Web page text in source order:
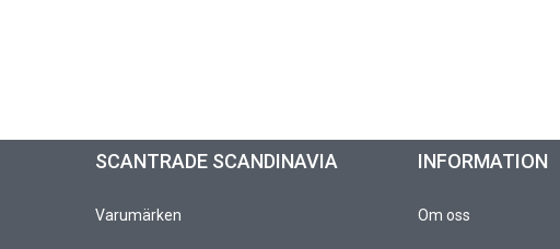
SCANTRADE SCANDINAVIA
Varumärken
INFORMATION
Om oss